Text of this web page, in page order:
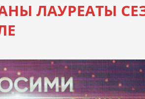
ЛАУРЕАТЫ